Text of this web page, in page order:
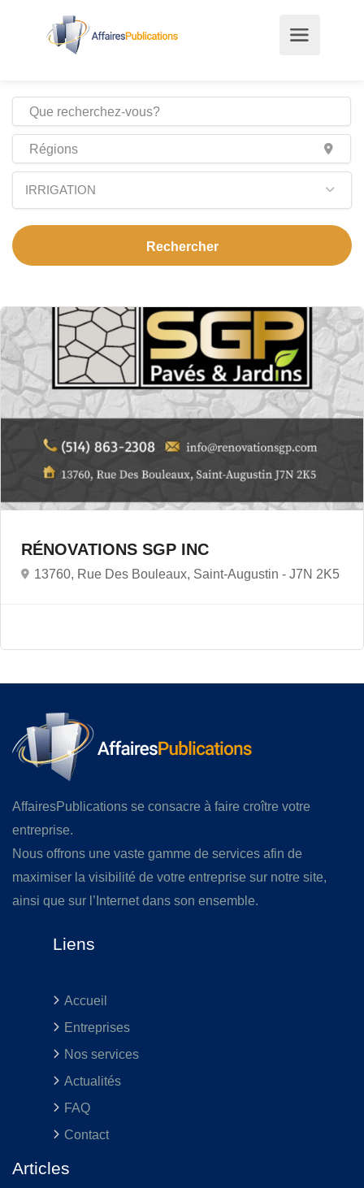
IRRIGATION
RÉNOVATIONS SGP INC
13760, Rue Des Bouleaux, Saint-Augustin - J7N 2K5
AffairesPublications se consacre à faire croître votre
entreprise.
Nous offrons une vaste gamme de services afin de
maximiser la visibilité de votre entreprise sur notre site,
ainsi que sur l’Internet dans son ensemble.
Liens
Accueil
Entreprises
Nos services
Actualités
FAQ
Contact
Articles